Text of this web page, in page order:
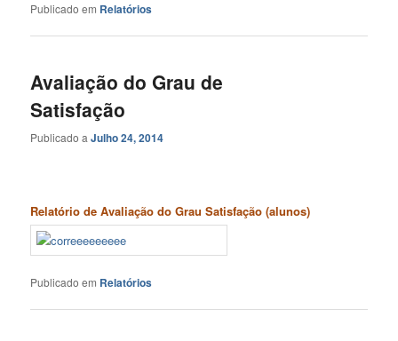
Publicado em Relatórios
Avaliação do Grau de
Satisfação
Publicado aJulho 24, 2014
Relatório de Avaliação do Grau Satisfação (alunos)
Publicado em Relatórios